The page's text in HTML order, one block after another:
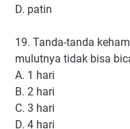
D. patin
19. Tanda-tanda
mulutnya tidak bisa
A. 1 hari
B. 2 hari
C. 3 hari
D. 4 hari